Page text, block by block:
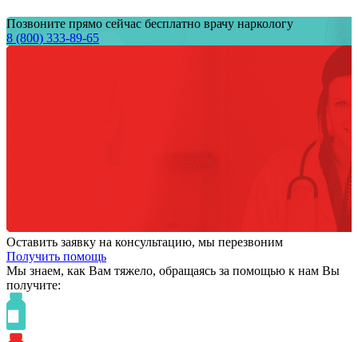
Позвоните прямо сейчас бесплатно врачу наркологу
8 (800) 333-89-65
Оставить заявку на консультацию, мы перезвоним
Получить помощь
Мы знаем, как Вам тяжело, обращаясь за помощью к нам Вы
получите: